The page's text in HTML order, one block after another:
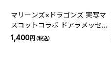
マリーンズ×ドラゴンズ 実写マ
スコットコラボ ドアラメッセ
ージ巾着
1,400円（税込）